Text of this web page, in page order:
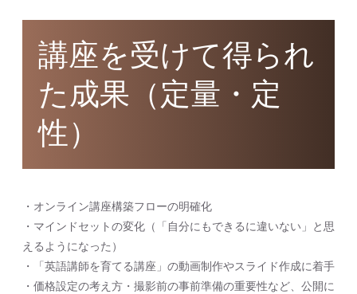
講座を受けて得られ
た成果（定量・定
性）
・オンライン講座構築フローの明確化
・マインドセットの変化（「自分にもできるに違いない」と思
えるようになった）
・「英語講師を育てる講座」の動画制作やスライド作成に着手
・価格設定の考え方・撮影前の事前準備の重要性など、公開に